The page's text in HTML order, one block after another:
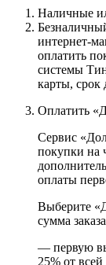
Наличные
интернет-
оплатить
системы
карты, срок
Оплатить
Сервис
покупки на
оплаты
Выберите
сумма
— первую
25% от